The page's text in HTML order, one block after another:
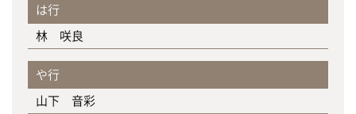
は行
林 咲良
や行
山下 音彩